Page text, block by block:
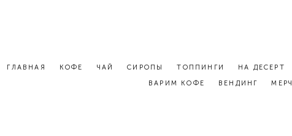
ГЛАВНАЯ КОФЕ ЧАЙ СИРОПЫ ТОППИНГИ НА ДЕСЕРТ
ВАРИМ КОФЕ
ВЕНДИНГ МЕРЧ